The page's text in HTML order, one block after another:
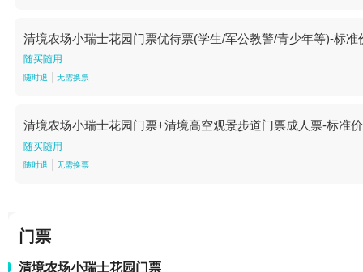
清境农场小瑞士花园门票优待票(学生/军公教警/青少年等)-标准
随买随用
随时退 无需换票
清境农场小瑞士花园门票+清境高空观景步道门票成人票-标准价
随买随用
随时退 无需换票
门票
清境农场小瑞士花园门票